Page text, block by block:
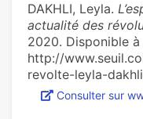
DAKHLI, Leyla.
actualité des
2020. Disponible à
http://
revolte-leyla-
Consulter sur